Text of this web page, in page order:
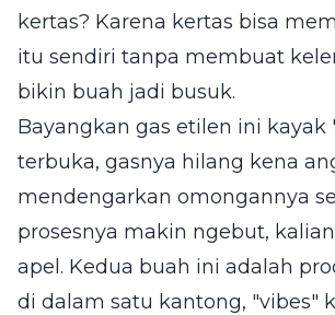
kertas? Karena kertas bisa
itu sendiri tanpa membuat
bikin buah jadi busuk.
Bayangkan gas etilen ini
terbuka, gasnya hilang kena
mendengarkan omongannya
prosesnya makin ngebut,
apel. Kedua buah ini adalah
di dalam satu kantong, "vibes"